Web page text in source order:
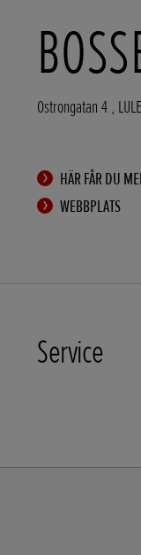
Ostrongatan 4 ,
HÄR FÅR DU
WEBBPLATS
Service